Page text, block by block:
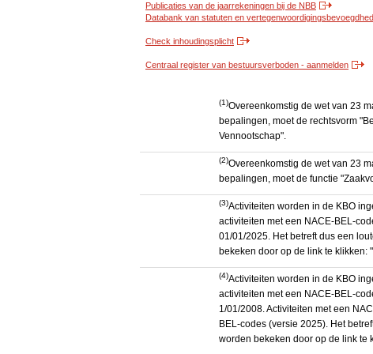
Publicaties van de jaarrekeningen bij de NBB
Databank van statuten en
Check inhoudingsplicht
Centraal register van bestuursverboden - aanmelden
(1)Overeenkomstig de wet van 23
bepalingen, moet de rechtsvorm
Vennootschap".
(2)Overeenkomstig de wet van 23
bepalingen, moet de functie
(3)Activiteiten worden in de KBO
activiteiten met een NACE-BEL-
01/01/2025. Het betreft dus een
bekeken door op de link te klikken:
(4)Activiteiten worden in de KBO
activiteiten met een NACE-BEL-
1/01/2008. Activiteiten met een
BEL-codes (versie 2025). Het
worden bekeken door op de link te